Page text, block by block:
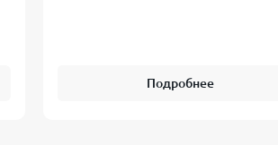
Подробнее